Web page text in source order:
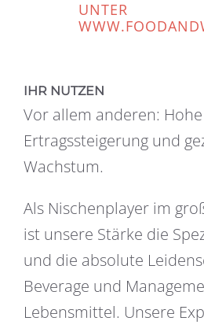
UNTER
IHR NUTZEN
Vor allem anderen: Hohe
Ertragssteigerung und
Wachstum.
Als Nischenplayer im
ist unsere Stärke die
und die absolute
Beverage und
Lebensmittel. Unsere